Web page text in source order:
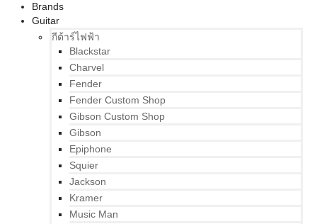
Brands
Guitar
กีต้าร์ไฟฟ้า
Blackstar
Charvel
Fender
Fender Custom Shop
Gibson Custom Shop
Gibson
Epiphone
Squier
Jackson
Kramer
Music Man